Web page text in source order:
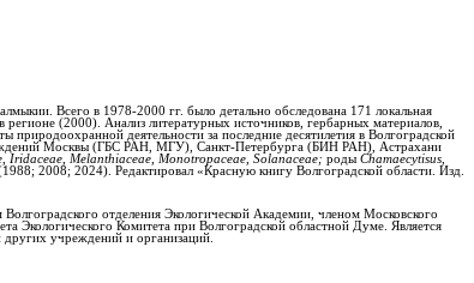
Всего в 1978-2000 гг. было детально обследована 171 локальная
(2000). Анализ литературных источников, гербарных материалов,
деятельности за последние десятилетия в Волгоградской
Москвы (ГБС РАН, МГУ), Санкт-Петербурга (БИН РАН), Астрахани
Iridaceae Melanthiaceae, Monotropaceae, Solanaceae; роды Chamaecytisus
2008; 2024). Редактировал «Красную книгу Волгоградской области. Изд.
отделения Экологической Академии, членом Московского
Экологического Комитета при Волгоградской областной Думе. Является
учреждений и организаций.